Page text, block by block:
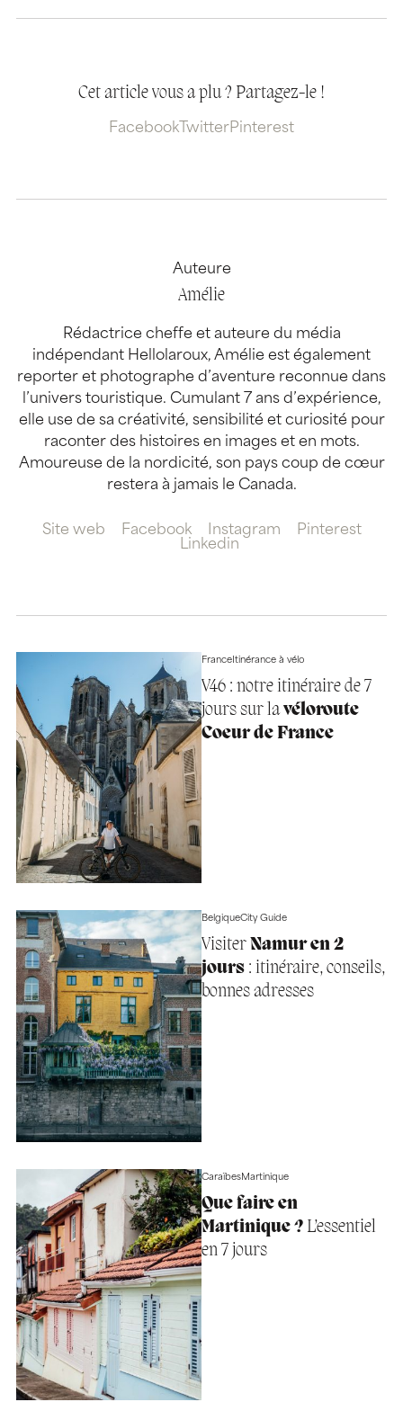
Cet article vous a plu ? Partagez-le !
Facebook TwitterPinterest
Auteure
Amélie
Rédactrice cheffe et auteure du média
indépendant Hellolaroux, Amélie est également
reporter et photographe d’aventure reconnue dans
l’univers touristique. Cumulant 7 ans d’expérience,
elle use de sa créativité, sensibilité et curiosité pour
raconter des histoires en images et en mots.
Amoureuse de la nordicité, son pays coup de cœur
restera à jamais le Canada.
Site web Facebook Instagram
Pinterest
Linkedin
FranceItinérance à vélo
V46 : notre itinéraire de 7
jours sur lavéloroute
Coeur de France
BelgiqueCity Guide
Visiter Namur en 2
jours: itinéraire, conseils,
bonnes adresses
CaraïbesMartinique
Que faire en
Martinique ?L’essentiel
en 7 jours